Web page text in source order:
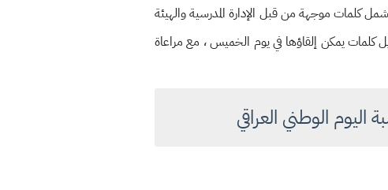
كلمات موجهة من قبل الإدارة المدرسية والهيئة
كلمات يمكن إلقاؤها في يوم الخميس ، مع مراعاة
الوطني العراقي